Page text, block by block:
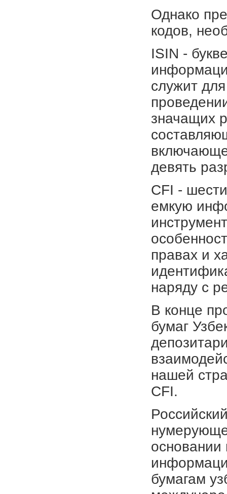
Однако
кодов,
ISIN -
служит
значащих
девять
CFI -
емкую
правах и
наряду с
В конце
бумаг
нашей
CFI.
бумагам